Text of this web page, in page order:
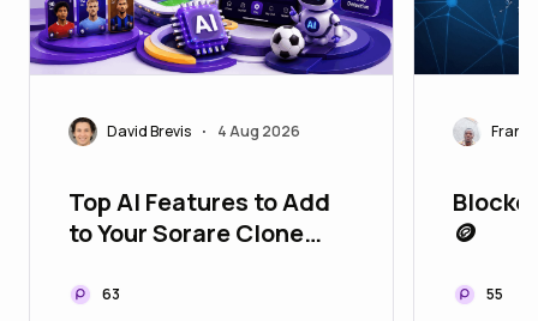
David Brevis • 4 Aug 2026
Top AI Features to Add
to Your Sorare Clone
Engagement
63
🪙
55